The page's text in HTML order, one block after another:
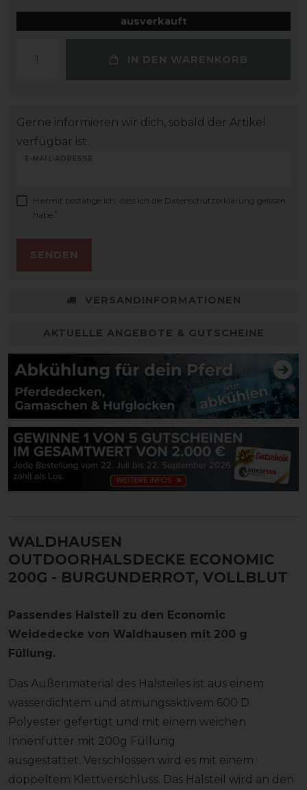
ausverkauft
IN DEN WARENKORB
Gerne informieren wir dich, sobald der Artikel
verfügbar ist.
E-MAIL-ADRESSE
Hiermit bestätige ich, dass ich die Daten­schutz­erklärung gelesen
habe. *
SENDEN
VERSANDINFORMATIONEN
AKTUELLE ANGEBOTE & GUTSCHEINE
WALDHAUSEN
OUTDOORHALSDECKE ECONOMIC
200G - BURGUNDERROT, VOLLBLUT
Passendes Halsteil zu den Economic
Weidedecke von Waldhausen mit 200 g
Füllung.
Das Außenmaterial des Halsteiles ist aus einem
wasserdichtem und atmungsaktivem 600 D
Polyester gefertigt und mit einem weichen
Innenfutter mit 200g Füllung
ausgestattet. Verschlossen wird es mit einem
doppeltem Klettverschluss. Das Halsteil wird an den